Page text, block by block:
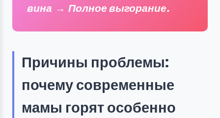
вина → Полное выгорание.
Причины проблемы:
почему современные
мамы горят особенно